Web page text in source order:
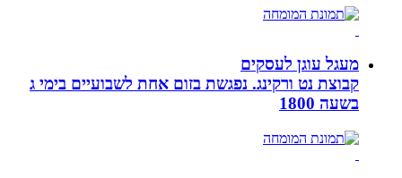
מעגל עוגן לעסקים
קבוצת נט ורקינג. נפגשת בזום אחת לשבועיים בימי ג
בשעה 1800